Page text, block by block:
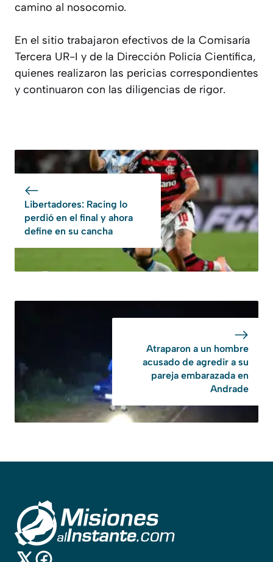
camino al nosocomio.
En el sitio trabajaron efectivos de la Comisaría
Tercera UR-I y de la Dirección Policía Científica,
quienes realizaron las pericias correspondientes
y continuaron con las diligencias de rigor.
Libertadores: Racing lo
perdió en el final y ahora
define en su cancha
Atraparon a un hombre
acusado de agredir a su
pareja embarazada en
Andrade